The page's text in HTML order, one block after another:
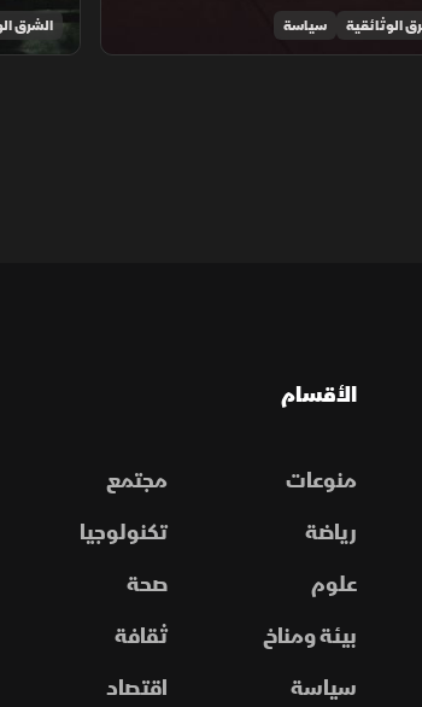
الوثائقية سياسة الشرق
الأقسام
منوعات
مجتمع
رياضة
تكنولوجيا
علوم
صحة
بيئة ومناخ
ثقافة
سياسة
اقتصاد